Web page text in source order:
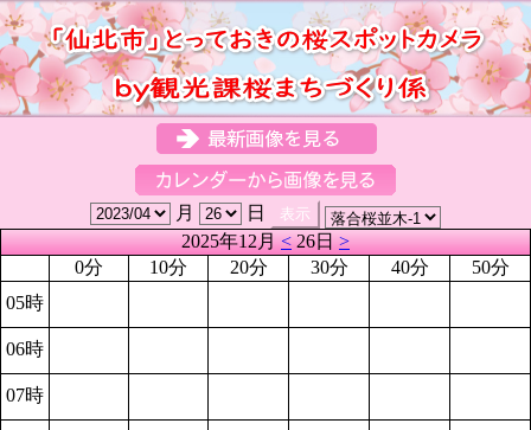
月
日
2025年12月<26日>
0分
10分 20分 30分 40分
50分
05時
06時
07時